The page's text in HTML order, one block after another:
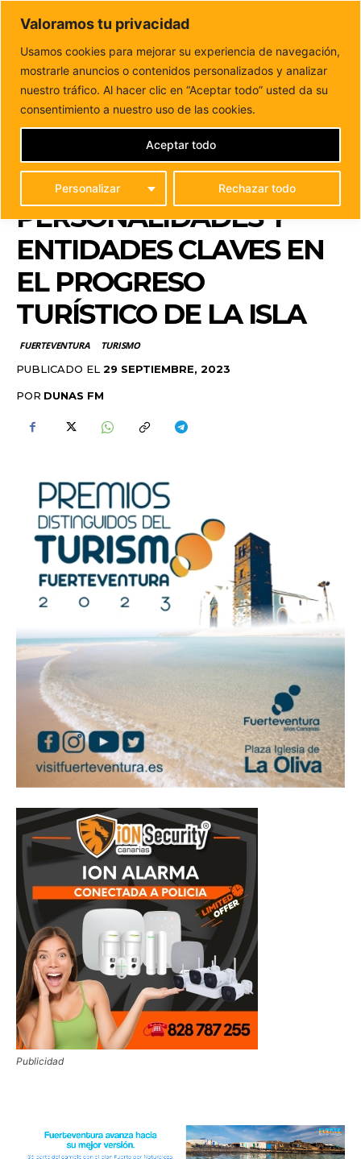
Valoramos tu privacidad
Usamos cookies para mejorar su experiencia de navegación,
mostrarle anuncios o contenidos personalizados y analizar
nuestro tráfico. Al hacer clic en “Aceptar todo” usted da su
consentimiento a nuestro uso de las cookies.
Personalizar Rechazar todo
Aceptar todo
DUNAS FM
Tu informacion de forma cercana
Inicio FUERTEVENTURA
Fuerteventura reconoce este
viernes a personalidades y entidades claves en el
progreso...
FUERTEVENTURA
RECONOCE ESTE
VIERNES A
PERSONALIDADES Y
ENTIDADES CLAVES EN
EL PROGRESO
TURÍSTICO DE LA ISLA
FUERTEVENTURA TURISMO
PUBLICADO EL 29 SEPTIEMBRE, 2023
POR DUNAS FM
Publicidad